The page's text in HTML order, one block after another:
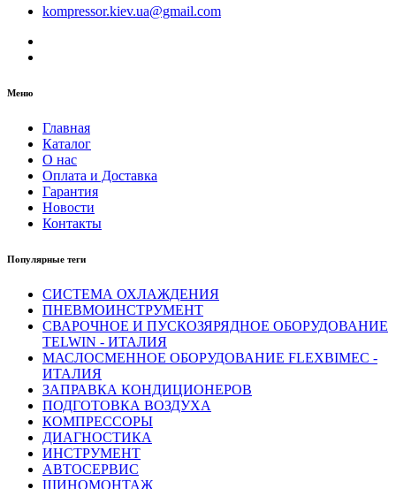
kompressor.kiev.ua@gmail.com
Меню
Главная
Каталог
О нас
Оплата и Доставка
Гарантия
Новости
Контакты
Популярные теги
СИСТЕМА ОХЛАЖДЕНИЯ
ПНЕВМОИНСТРУМЕНТ
СВАРОЧНОЕ И ПУСКОЗЯРЯДНОЕ ОБОРУДОВАНИЕ
TELWIN - ИТАЛИЯ
МАСЛОСМЕННОЕ ОБОРУДОВАНИЕ FLEXBIMEC -
ИТАЛИЯ
ЗАПРАВКА КОНДИЦИОНЕРОВ
ПОДГОТОВКА ВОЗДУХА
КОМПРЕССОРЫ
ДИАГНОСТИКА
ИНСТРУМЕНТ
АВТОСЕРВИС
ШИНОМОНТАЖ